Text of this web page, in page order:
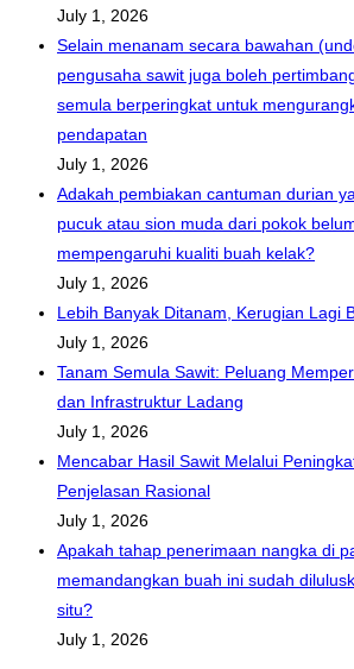
July 1, 2026
Selain menanam secara bawahan
pengusaha sawit juga boleh
semula berperingkat untuk
pendapatan
July 1, 2026
Adakah pembiakan cantuman durian
pucuk atau sion muda dari pokok
mempengaruhi kualiti buah kelak?
July 1, 2026
Lebih Banyak Ditanam, Kerugian Lagi
July 1, 2026
Tanam Semula Sawit: Peluang
dan Infrastruktur Ladang
July 1, 2026
Mencabar Hasil Sawit Melalui
Penjelasan Rasional
July 1, 2026
Apakah tahap penerimaan nangka di
memandangkan buah ini sudah
situ?
July 1, 2026